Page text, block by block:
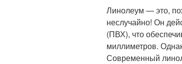
Линолеум — это,
неслучайно! Он
(ПВХ), что
миллиметров.
Современный